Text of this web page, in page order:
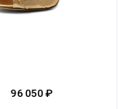
96 050 ₽